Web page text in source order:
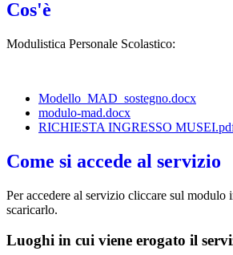
Cos'è
Modulistica Personale Scolastico:
Modello_MAD_sostegno.docx
modulo-mad.docx
RICHIESTA INGRESSO
Come si accede al servizio
Per accedere al servizio cliccare sul modulo
scaricarlo.
Luoghi in cui viene erogato il